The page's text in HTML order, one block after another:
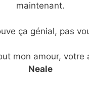
maintenant.
ça génial, pas
mon amour, votre
Neale